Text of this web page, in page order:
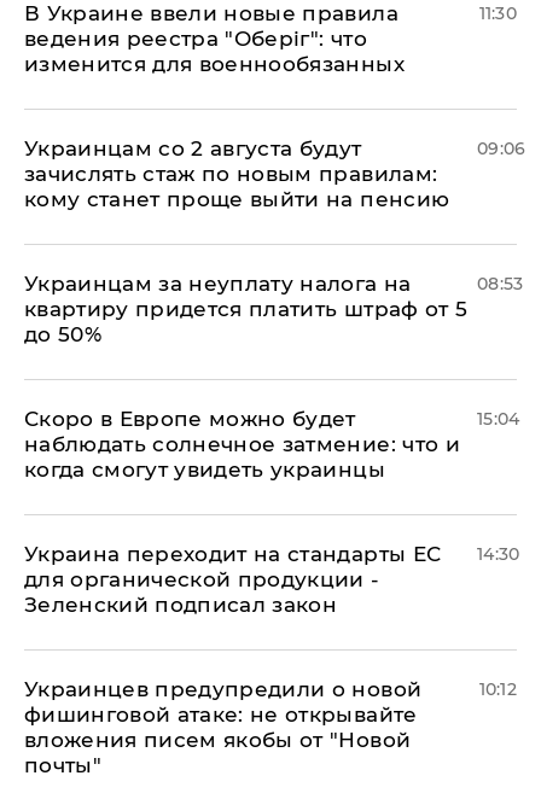
В Украине ввели новые правила
ведения реестра "Оберіг": что
изменится для военнообязанных
11:30
Украинцам со 2 августа будут
зачислять стаж по новым правилам:
кому станет проще выйти на пенсию
09:06
Украинцам за неуплату налога на
квартиру придется платить штраф от 5
до 50%
08:53
Скоро в Европе можно будет
наблюдать солнечное затмение: что и
когда смогут увидеть украинцы
15:04
Украина переходит на стандарты ЕС
для органической продукции -
Зеленский подписал закон
14:30
Украинцев предупредили о новой
фишинговой атаке: не открывайте
вложения писем якобы от "Новой
почты"
10:12